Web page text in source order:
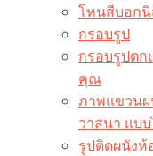
โทนสีบอกนิ
กรอบรูป
กรอบรูปตก
คุณ
ภาพแขวนผ
วาสนา แบ
รูปติดผนังห้